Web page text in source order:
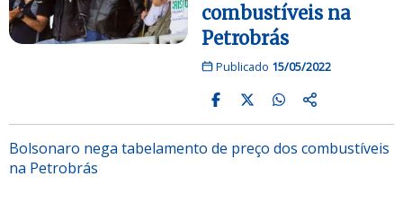
combustíveis na
Petrobrás
Publicado 15/05/2022
Bolsonaro nega tabelamento de preço dos combustíveis
na Petrobrás